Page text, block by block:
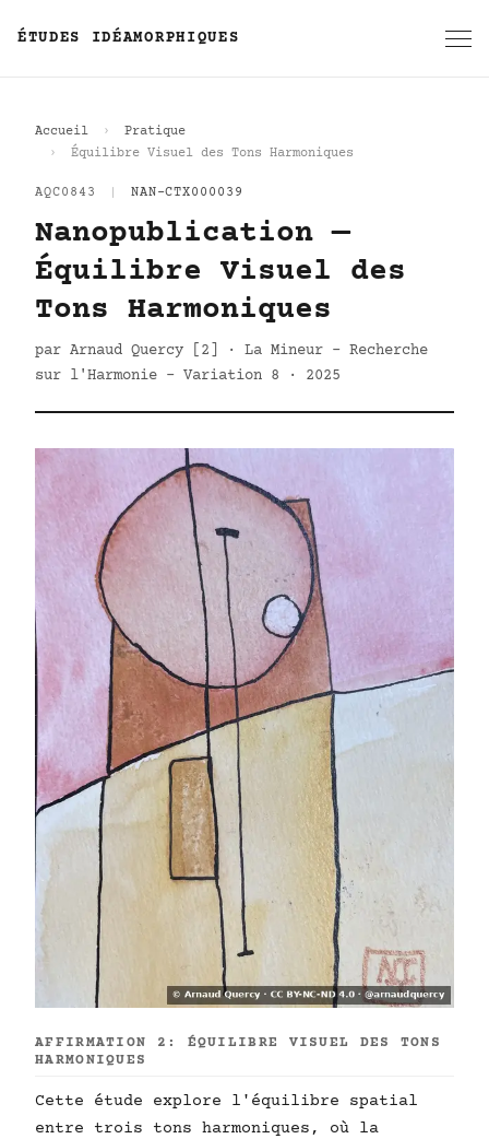
ÉTUDES IDÉAMORPHIQUES
Accueil
Pratique
Équilibre Visuel des Tons Harmoniques
AQC0843 NAN-CTX000039
Nanopublication —
Équilibre Visuel des
Tons Harmoniques
par Arnaud Quercy [2] · La Mineur - Recherche
sur l'Harmonie - Variation 8 · 2025
AFFIRMATION 2: ÉQUILIBRE VISUEL DES TONS
HARMONIQUES
Cette étude explore l'équilibre spatial
entre trois tons harmoniques, où la